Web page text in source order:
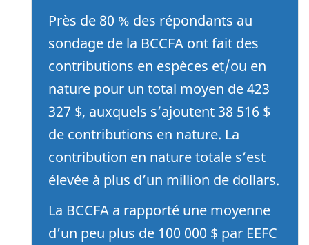
Près de 80 % des répondants au
sondage de la BCCFA ont fait des
contributions en espèces et/ou en
nature pour un total moyen de 423
327 $, auxquels s’ajoutent 38 516 $
de contributions en nature. La
contribution en nature totale s’est
élevée à plus d’un million de dollars.
La BCCFA a rapporté une moyenne
d’un peu plus de 100 000 $ par EEFC